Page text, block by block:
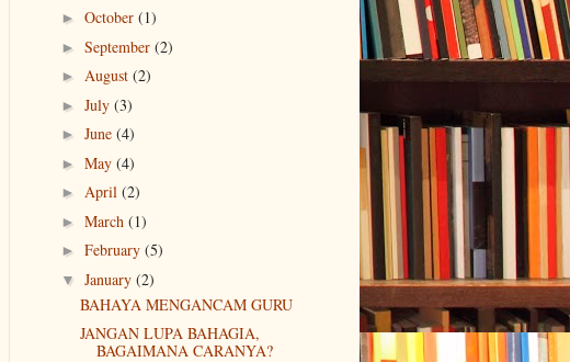
► October (1)
► September (2)
► August (2)
► July (3)
► June (4)
► May (4)
► April (2)
► March (1)
► February (5)
▼ January (2)
BAHAYA MENGANCAM GURU
JANGAN LUPA BAHAGIA,
BAGAIMANA CARANYA?